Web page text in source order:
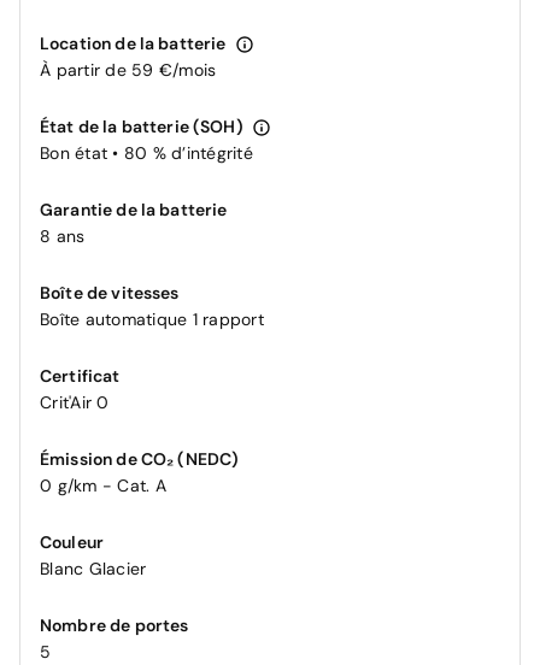
Location de la batterie
À partir de 59 €/mois
État de la batterie (SOH)
Bon état • 80 % d’intégrité
Garantie de la batterie
8 ans
Boîte de vitesses
Boîte automatique 1 rapport
Certificat
Crit'Air 0
Émission de CO₂ (NEDC)
0 g/km - Cat. A
Couleur
Blanc Glacier
Nombre de portes
5